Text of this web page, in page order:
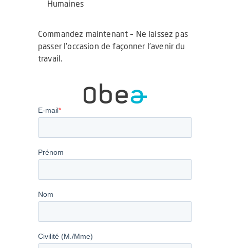
Humaines
Commandez maintenant – Ne laissez pas
passer l’occasion de façonner l’avenir du
travail.